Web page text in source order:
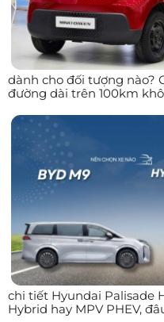
dành cho đối tượng nào?
đường dài trên 100km
chi tiết Hyundai Palisade
Hybrid hay MPV PHEV,